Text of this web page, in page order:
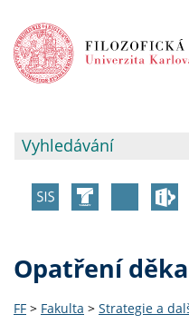
Opatření
FF > Fakulta > Strategie a